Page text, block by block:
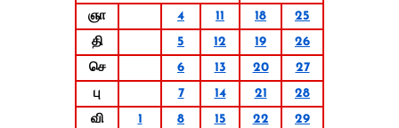
ஞா
4 11 18
25
தி
5 12 19
26
செ
6 13 20
27
பு
7 14 21
28
வி
1 8 15 22
29